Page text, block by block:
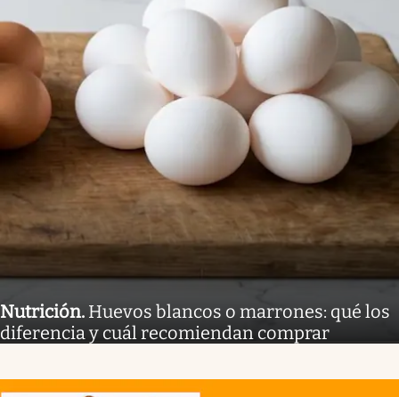
Nutrición. Huevos blancos o marrones: qué los
diferencia y cuál recomiendan comprar